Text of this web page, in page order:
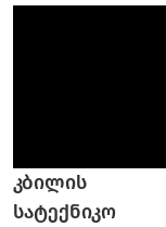
კბილის
სატექნიკო